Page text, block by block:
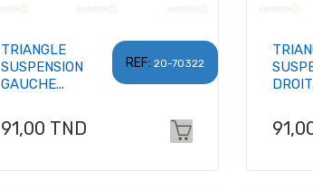
REF: 20-70322
TRIANGLE
SUSPENSION
GAUCHE...
Prix
91,00 TND Prix